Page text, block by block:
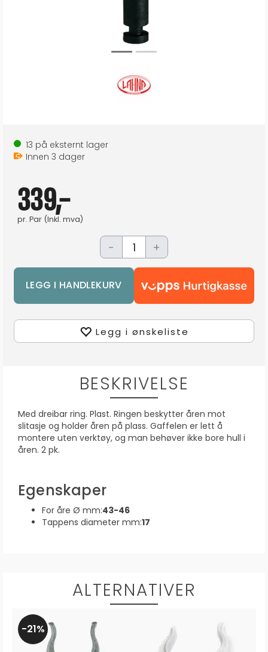
13 på eksternt lager
Innen 3 dager
339,-
pr. Par (Inkl. mva)
- +
Legg i ønskeliste
BESKRIVELSE
Med dreibar ring. Plast. Ringen beskytter åren mot
slitasje og holder åren på plass. Gaffelen er lett å
montere uten verktøy, og man behøver ikke bore hull i
åren. 2 pk.
Egenskaper
For åre Ø mm:43-46
Tappens diameter mm:17
ALTERNATIVER
14%